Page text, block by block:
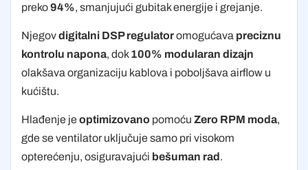
preko94%, smanjujući gubitak energije i grejanje.
Njegovdigitalni DSP regulatoromogućava preciznu
kontrolu napona, dok100% modularan dizajn
olakšava organizaciju kablova i poboljšava airflow u
kućištu.
Hlađenje jeoptimizovano pomoću Zero RPM moda,
gde se ventilator uključuje samo pri visokom
opterećenju, osiguravajući bešuman rad.